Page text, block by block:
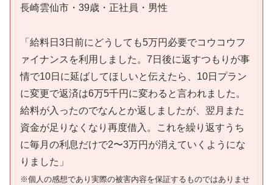
長崎雲仙市・39歳・正社員・男性
「給料日3日前にどうしても5万円必要でコウコウフ
ァイナンスを利用しました。7日後に返すつもりが事
情で10日に延ばしてほしいと伝えたら、10日プラン
に変更で返済は6万5千円に変わると言われました。
給料が入ったのでなんとか返しましたが、翌月また
資金が足りなくなり再度借入。これを繰り返すうち
に毎月の利息だけで2〜3万円が消えていくようにな
りました」
※個人の感想であり実際の被害内容を保証するものではありませ